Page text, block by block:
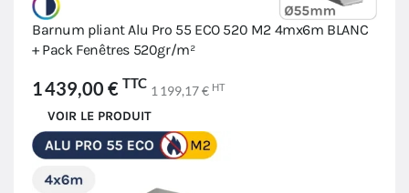
Barnum pliant Alu Pro 55 ECO 520 M2 4mx6m BLANC
+ Pack Fenêtres 520gr/m²
1 439,00 € TTC 1 199,17 € HT
VOIR LE PRODUIT